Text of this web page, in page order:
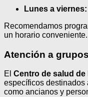
Lunes a viernes:
Recomendamos
un horario conveniente.
Atención a
El Centro de salud de
específicos destinados
como ancianos y